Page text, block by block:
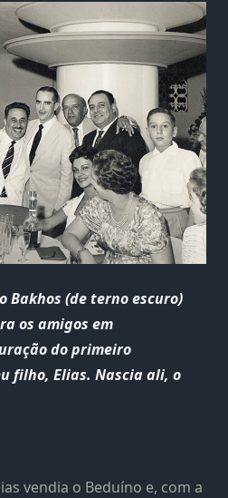
Bakhos (de terno escuro)
os amigos em
do primeiro
filho, Elias. Nascia ali, o
vendia o Beduíno e, com a